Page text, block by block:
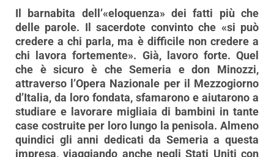
Il barnabita dell’«eloquenza» dei fatti più che
delle parole. Il sacerdote convinto che «si può
credere a chi parla, ma è difficile non credere a
chi lavora fortemente». Già, lavoro forte. Quel
che è sicuro è che Semeria e don Minozzi,
attraverso l’Opera Nazionale per il Mezzogiorno
d’Italia, da loro fondata, sfamarono e aiutarono a
studiare e lavorare migliaia di bambini in tante
case costruite per loro lungo la penisola. Almeno
quindici gli anni dedicati da Semeria a questa
impresa, viaggiando anche negli Stati Uniti con